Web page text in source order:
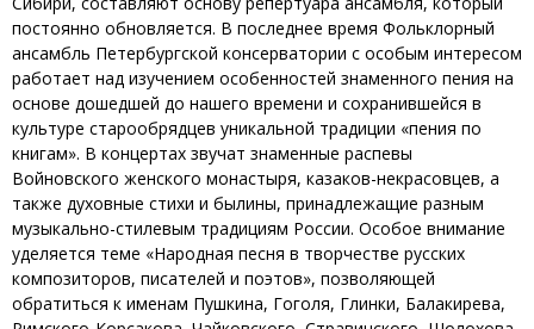
постоянно обновляется. В последнее время Фольклорный
ансамбль Петербургской консерватории с особым интересом
работает над изучением особенностей знаменного пения на
основе дошедшей до нашего времени и сохранившейся в
культуре старообрядцев уникальной традиции «пения по
книгам». В концертах звучат знаменные распевы
Войновского женского монастыря, казаков-некрасовцев, а
также духовные стихи и былины, принадлежащие разным
музыкально-стилевым традициям России. Особое внимание
уделяется теме «Народная песня в творчестве русских
композиторов, писателей и поэтов», позволяющей
обратиться к именам Пушкина, Гоголя, Глинки, Балакирева,